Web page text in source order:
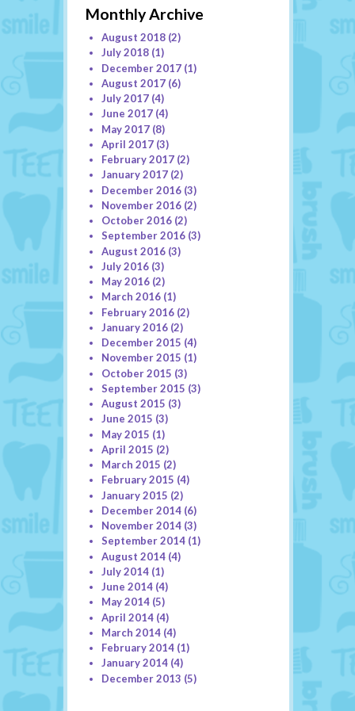
Monthly Archive
August 2018(2)
July 2018(1)
December 2017(1)
August 2017(6)
July 2017(4)
June 2017(4)
May 2017(8)
April 2017(3)
February 2017(2)
January 2017(2)
December 2016(3)
November 2016(2)
October 2016(2)
September 2016(3)
August 2016(3)
July 2016(3)
May 2016(2)
March 2016(1)
February 2016(2)
January 2016(2)
December 2015 (4)
November 2015 (1)
October 2015 (3)
September 2015 (3)
August 2015 (3)
June 2015 (3)
May 2015 (1)
April 2015 (2)
March 2015 (2)
February 2015 (4)
January 2015 (2)
December 2014(6)
November 2014(3)
September 2014(1)
August 2014(4)
July 2014(1)
June 2014(4)
May 2014(5)
April 2014(4)
March 2014(4)
February 2014(1)
January 2014(4)
December 2013 (5)